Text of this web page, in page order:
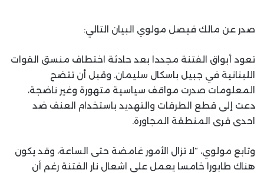
صدر عن مالك فيصل مولوي البيان التالي:
تعود أبواق الفتنة مجددا بعد حادثة اختطاف منسق القوات
اللبنانية في جبيل باسكال سليمان. وقبل أن تتضح
المعلومات صدرت مواقف سياسية متهورة وغير ناضجة،
دعت إلى قطع الطرقات والتهديد باستخدام العنف ضد
احدى قرى المنطقة المجاورة.
وتابع مولوي، “لا تزال الأمور غامضة حتى الساعة، وقد يكون
هناك طابورا خامسا يعمل على اشعال نار الفتنة رغم أن